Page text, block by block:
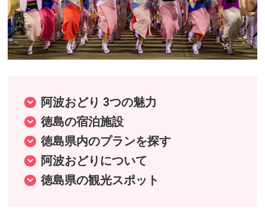
阿波おどり 3つの魅力
徳島の宿泊施設
徳島県内のプランを探す
阿波おどりについて
徳島県の観光スポット